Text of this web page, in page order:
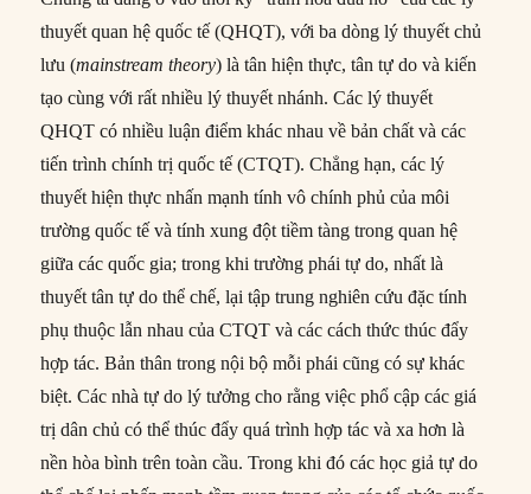
thuyết quan hệ quốc tế (QHQT), với ba dòng lý thuyết chủ
lưu (mainstream theory) là tân hiện thực, tân tự do và kiến
tạo cùng với rất nhiều lý thuyết nhánh. Các lý thuyết
QHQT có nhiều luận điểm khác nhau về bản chất và các
tiến trình chính trị quốc tế (CTQT). Chẳng hạn, các lý
thuyết hiện thực nhấn mạnh tính vô chính phủ của môi
trường quốc tế và tính xung đột tiềm tàng trong quan hệ
giữa các quốc gia; trong khi trường phái tự do, nhất là
thuyết tân tự do thể chế, lại tập trung nghiên cứu đặc tính
phụ thuộc lẫn nhau của CTQT và các cách thức thúc đẩy
hợp tác. Bản thân trong nội bộ mỗi phái cũng có sự khác
biệt. Các nhà tự do lý tưởng cho rằng việc phổ cập các giá
trị dân chủ có thể thúc đẩy quá trình hợp tác và xa hơn là
nền hòa bình trên toàn cầu. Trong khi đó các học giả tự do